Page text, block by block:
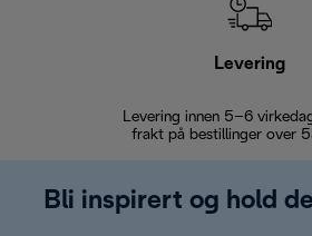
Levering
Levering innen 5–6
frakt på bestillinger over
Bli inspirert og hold